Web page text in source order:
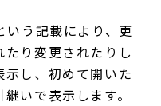
う記載により、更
り変更されたりし
し、初めて開いた
いで表示します。